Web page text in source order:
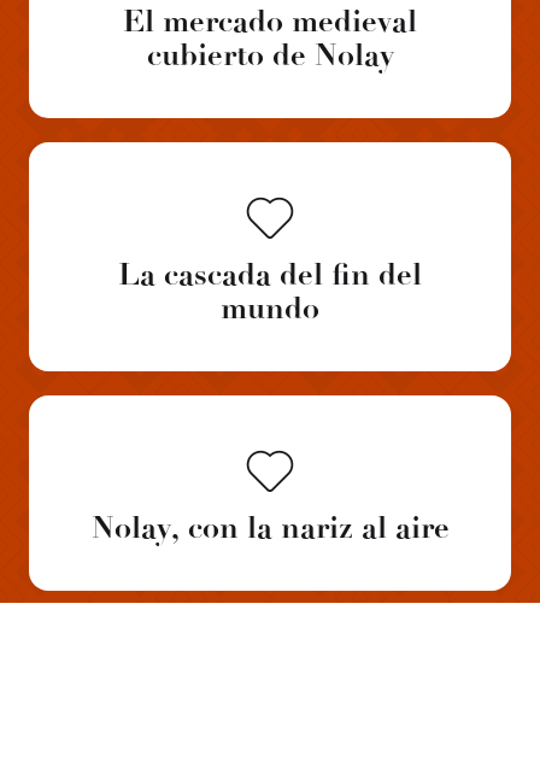
El mercado medieval
cubierto de Nolay
La cascada del fin del
mundo
Nolay, con la nariz al aire